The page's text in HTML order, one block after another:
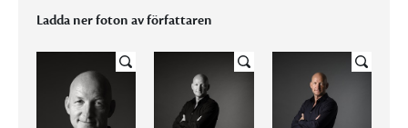
Ladda ner foton av författaren